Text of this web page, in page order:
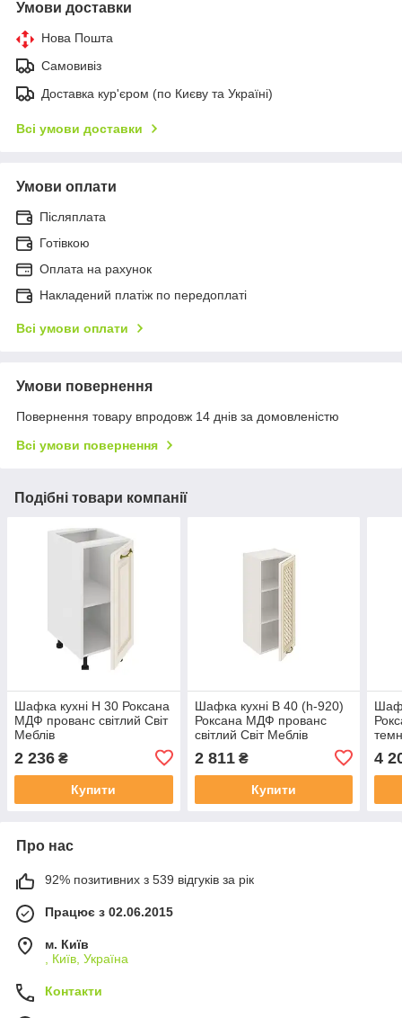
Умови доставки
Нова Пошта
Самовивіз
Доставка кур'єром (по Києву та Україні)
Всі умови доставки
Умови оплати
Післяплата
Готівкою
Оплата на рахунок
Накладений платіж по передоплаті
Всі умови оплати
Умови повернення
Повернення товару впродовж 14 днів за домовленістю
Всі умови повернення
Подібні товари компанії
Шафка кухні Н 30 Роксана
МДФ прованс світлий Світ
Меблів
2 236 ₴
Купити
Шафка кухні В 40 (h-920)
Роксана МДФ прованс
світлий Світ Меблів
2 811₴
Купити
4
Про нас
92% позитивних з 539 відгуків за рік
Працює з 02.06.2015
м. Київ
, Київ, Україна
Контакти